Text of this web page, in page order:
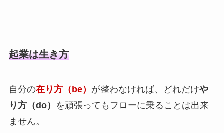
起業は生き方
自分の在り方（be） が整わなければ、どれだけや
り方（do）
を頑張ってもフローに乗ることは出来
ません。